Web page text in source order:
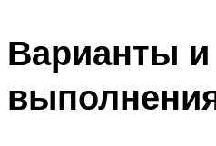
Варианты и